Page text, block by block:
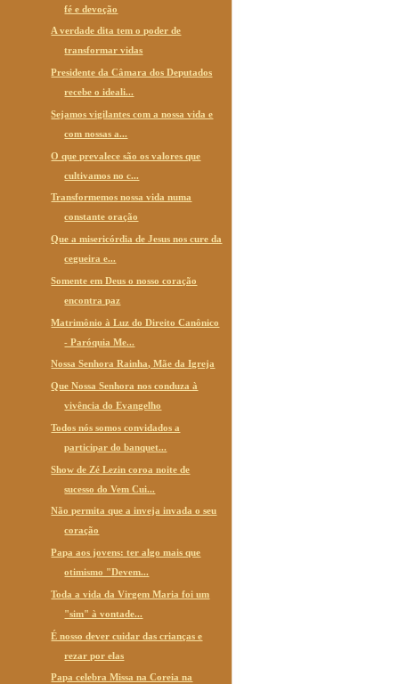
fé e devoção
A verdade dita tem o poder de
transformar vidas
Presidente da Câmara dos Deputados
recebe o ideali...
Sejamos vigilantes com a nossa vida e
com nossas a...
O que prevalece são os valores que
cultivamos no c...
Transformemos nossa vida numa
constante oração
Que a misericórdia de Jesus nos cure da
cegueira e...
Somente em Deus o nosso coração
encontra paz
Matrimônio à Luz do Direito Canônico
- Paróquia Me...
Nossa Senhora Rainha, Mãe da Igreja
Que Nossa Senhora nos conduza à
vivência do Evangelho
Todos nós somos convidados a
participar do banquet...
Show de Zé Lezin coroa noite de
sucesso do Vem Cui...
Não permita que a inveja invada o seu
coração
Papa aos jovens: ter algo mais que
otimismo "Devem...
Toda a vida da Virgem Maria foi um
"sim" à vontade...
É nosso dever cuidar das crianças e
rezar por elas
Papa celebra Missa na Coreia na